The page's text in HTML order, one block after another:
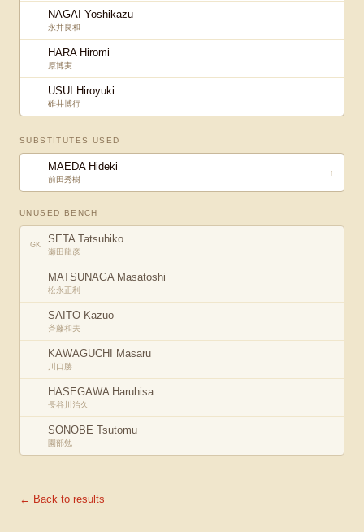
NAGAI Yoshikazu
永井良和
HARA Hiromi
原博実
USUI Hiroyuki
碓井博行
SUBSTITUTES USED
MAEDA Hideki
前田秀樹
↑
UNUSED BENCH
GK SETA Tatsuhiko
瀬田龍彦
MATSUNAGA Masatoshi
松永正利
SAITO Kazuo
斉藤和夫
KAWAGUCHI Masaru
川口勝
HASEGAWA Haruhisa
長谷川治久
SONOBE Tsutomu
園部勉
← Back to results